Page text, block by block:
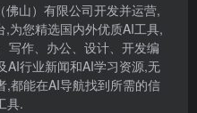
山）有限公司开发并运营,
为您精选国内外优质AI工具,
写作、办公、设计、开发编
AI行业新闻和AI学习资源,无
,都能在AI导航找到所需的信
具.